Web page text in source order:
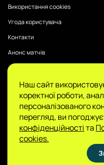
Використання cookies
Угода користувача
Контакти
Анонс матчів
Публікації на Sports
Думки авторів є їхньою
гарантує повної
за зміст.
Сайт не є
приймає ставок,
про гемблінг.
лише користувачам
Наш сайт
коректної роботи,
персоналізованого
перегляд, ви
конфіденційностіта
cookies.